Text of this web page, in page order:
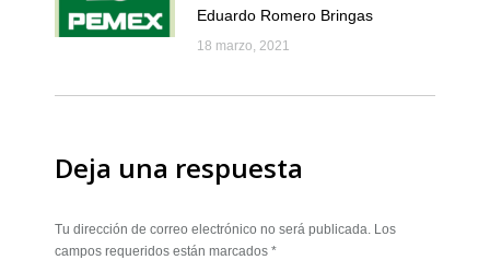
Eduardo Romero Bringas
18 marzo, 2021
Deja una respuesta
Tu dirección de correo electrónico no será publicada. Los
campos requeridos están marcados *